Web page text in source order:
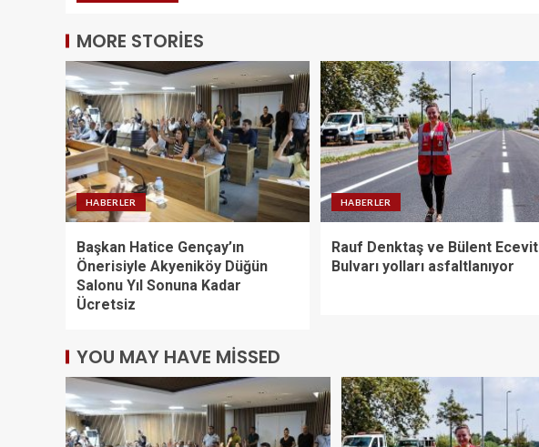
MORE STORIES
HABERLER
Başkan Hatice Gençay’ın
Önerisiyle Akyeniköy Düğün
Salonu Yıl Sonuna Kadar
Ücretsiz
HABERLER
Rauf Denktaş ve Bülent Ecevit
Bulvarı yolları asfaltlanıyor
YOU MAY HAVE MISSED